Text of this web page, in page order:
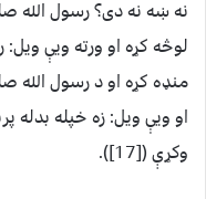
نه ښه نه دى؟ رسول الله
لوڅه کړه او ورته ويې
منډه کړه او د رسول الله
او ويې ويل: زه خپله بدله
وکړې ([17]).